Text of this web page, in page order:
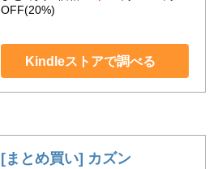
OFF(20%)
Kindleストアで調べる
[まとめ買い] カズン